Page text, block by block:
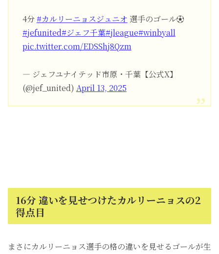
4分 #カルリーニョスジュニオ 選手のゴール⚽️
#jefunited#ジェフ千葉#jleague#winbyall
pic.twitter.com/EDSShj8Qzm
— ジェフユナイテッド市原・千葉【公式X】
(@jef_united) April 13, 2025
16分 違いを見せつけたカルリーニョスの2
得点目
まさにカルリーニョス選手の格の違いを見せるゴールが生